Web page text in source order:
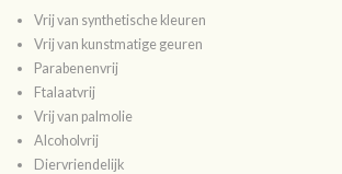
Vrij van synthetische kleuren
Vrij van kunstmatige geuren
Parabenenvrij
Ftalaatvrij
Vrij van palmolie
Alcoholvrij
Diervriendelijk